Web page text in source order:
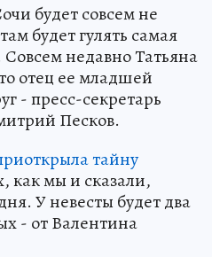
будет совсем не
будет гулять самая
Совсем недавно Татьяна
отец ее младшей
- пресс-секретарь
Песков.
тайну
как мы и сказали,
У невесты будет два
- от Валентина